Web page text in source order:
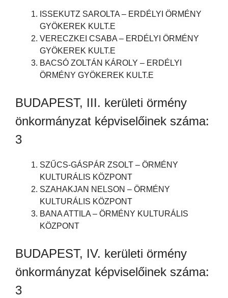
ISSEKUTZ SAROLTA – ERDÉLYI ÖRMÉNY
GYÖKEREK KULT.E
VERECZKEI CSABA – ERDÉLYI ÖRMÉNY
GYÖKEREK KULT.E
BACSÓ ZOLTÁN KÁROLY – ERDÉLYI
ÖRMÉNY GYÖKEREK KULT.E
BUDAPEST, III. kerületi örmény
önkormányzat képviselőinek száma:
3
SZŰCS-GÁSPÁR ZSOLT – ÖRMÉNY
KULTURÁLIS KÖZPONT
SZAHAKJAN NELSON – ÖRMÉNY
KULTURÁLIS KÖZPONT
BANA ATTILA – ÖRMÉNY KULTURÁLIS
KÖZPONT
BUDAPEST, IV. kerületi örmény
önkormányzat képviselőinek száma:
3